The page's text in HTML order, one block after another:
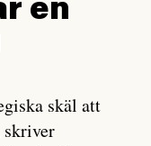
för att inte skapa
”vad som
bidrar bara till
en
skäl att
skriver